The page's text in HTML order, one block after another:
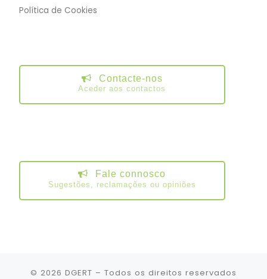
Política de Cookies
Contacte-nos
Aceder aos contactos
Fale connosco
Sugestões, reclamações ou opiniões
© 2026 DGERT – Todos os direitos reservados